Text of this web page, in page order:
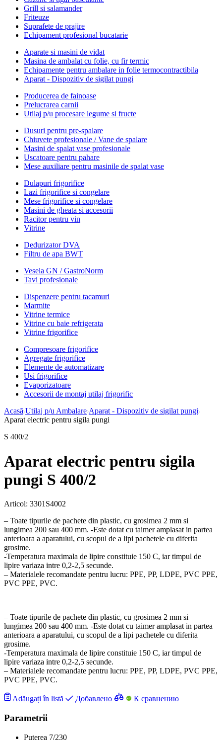
Grill si salamander
Friteuze
Suprafete de prajire
Echipament profesional bucatarie
Aparate si masini de vidat
Masina de ambalat cu folie, cu fir termic
Echipamente pentru ambalare in folie termocontractibila
Aparat - Dispozitiv de sigilat pungi
Producerea de fainoase
Prelucrarea carnii
Utilaj p/u procesare legume si fructe
Dusuri pentru pre-spalare
Chiuvete profesionale / Vane de spalare
Masini de spalat vase profesionale
Uscatoare pentru pahare
Mese auxiliare pentru masinile de spalat vase
Dulapuri frigorifice
Lazi frigorifice si congelare
Mese frigorifice si congelare
Masini de gheata si accesorii
Racitor pentru vin
Vitrine
Dedurizator DVA
Filtru de apa BWT
Vesela GN / GastroNorm
Tavi profesionale
Dispenzere pentru tacamuri
Marmite
Vitrine termice
Vitrine cu baie refrigerata
Vitrine frigorifice
Compresoare frigorifice
Agregate frigorifice
Elemente de automatizare
Usi frigorifice
Evaporizatoare
Accesorii de montaj utilaj frigorific
Acasă Utilaj p/u Ambalare Aparat - Dispozitiv de sigilat pungi
Aparat electric pentru sigila pungi
S 400/2
Aparat electric pentru sigila
pungi S 400/2
Articol: 3301S4002
– Toate tipurile de pachete din plastic, cu grosimea 2 mm si
lungimea 200 sau 400 mm. -Este dotat cu taimer amplasat in partea
anterioara a aparatului, cu scopul de a lipi pachetele cu diferita
grosime.
-Temperatura maximala de lipire constituie 150 C, iar timpul de
lipire variaza intre 0,2-2,5 secunde.
– Materialele recomandate pentru lucru: PPE, PP, LDPE, PVC PPE,
PVC PPE, PVС.
– Toate tipurile de pachete din plastic, cu grosimea 2 mm si
lungimea 200 sau 400 mm. -Este dotat cu taimer amplasat in partea
anterioara a aparatului, cu scopul de a lipi pachetele cu diferita
grosime.
-Temperatura maximala de lipire constituie 150 C, iar timpul de
lipire variaza intre 0,2-2,5 secunde.
– Materialele recomandate pentru lucru: PPE, PP, LDPE, PVC PPE,
PVC PPE, PVС.
Adăugați în listă Добавлено К сравнению
Parametrii
Puterea 7/230